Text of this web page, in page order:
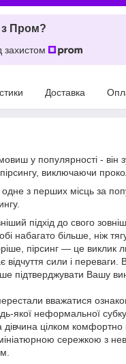
з Пром?
захистом
Доставка
у популярності - він
виключаючи
з перших місць за
підхід до свого
набагато більше, ніж
пірсинг — це виклик
сили і переваги.
підтверджувати Вашу
вважатися
якої неформальної
дівчина цілком комфортно
сережкою з